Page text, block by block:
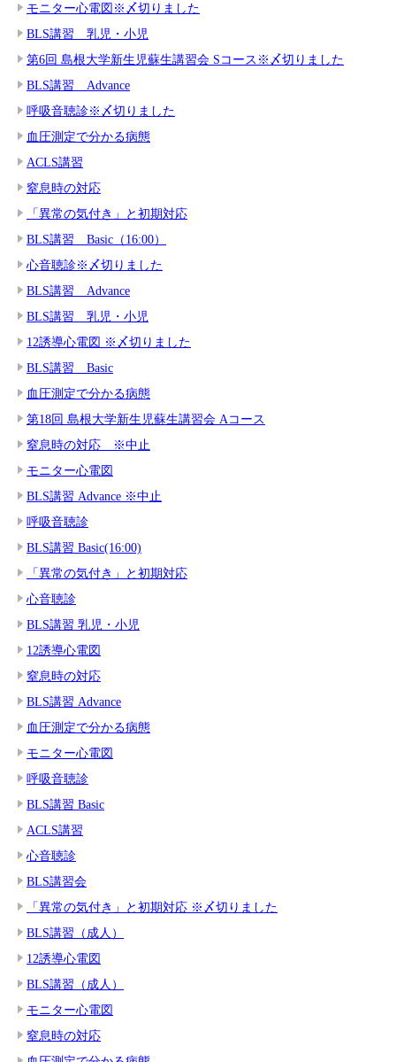
モニター心電図※〆切りました
BLS講習 乳児・小児
第6回 島根大学新生児蘇生講習会 Sコース※〆切りました
BLS講習 Advance
呼吸音聴診※〆切りました
血圧測定で分かる病態
ACLS講習
窒息時の対応
「異常の気付き」と初期対応
BLS講習 Basic（16:00）
心音聴診※〆切りました
BLS講習 Advance
BLS講習 乳児・小児
12誘導心電図 ※〆切りました
BLS講習 Basic
血圧測定で分かる病態
第18回 島根大学新生児蘇生講習会 Aコース
窒息時の対応 ※中止
モニター心電図
BLS講習 Advance ※中止
呼吸音聴診
BLS講習 Basic(16:00)
「異常の気付き」と初期対応
心音聴診
BLS講習 乳児・小児
12誘導心電図
窒息時の対応
BLS講習 Advance
血圧測定で分かる病態
モニター心電図
呼吸音聴診
BLS講習 Basic
ACLS講習
心音聴診
BLS講習会
「異常の気付き」と初期対応 ※〆切りました
BLS講習（成人）
12誘導心電図
BLS講習（成人）
モニター心電図
窒息時の対応